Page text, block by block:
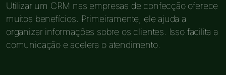
Utilizar um CRM nas empresas de confecção oferece
muitos benefícios. Primeiramente, ele ajuda a
organizar informações sobre os clientes. Isso facilita a
comunicação e acelera o atendimento.